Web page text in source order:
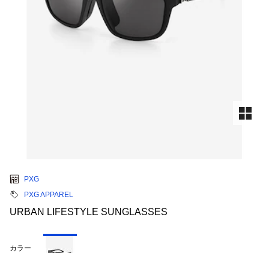
PXG
PXG APPAREL
URBAN LIFESTYLE SUNGLASSES
カラー